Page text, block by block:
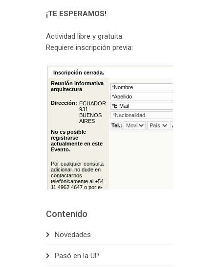
¡TE ESPERAMOS!
Actividad libre y gratuita.
Requiere inscripción previa:
Contenido
Novedades
Pasó en la UP